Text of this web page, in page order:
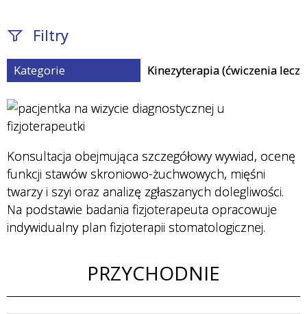
Filtry
Fraza / imię,
Przychodnie
Badania i
Usługi
Personel
Kategorie Kinezyterapia (ćwiczenia
Konsultacja obejmująca szczegółowy wywiad, ocenę
funkcji stawów skroniowo-żuchwowych, mięśni
twarzy i szyi oraz analizę zgłaszanych dolegliwości.
Na podstawie badania fizjoterapeuta opracowuje
indywidualny plan fizjoterapii stomatologicznej.
PRZYCHODNIE